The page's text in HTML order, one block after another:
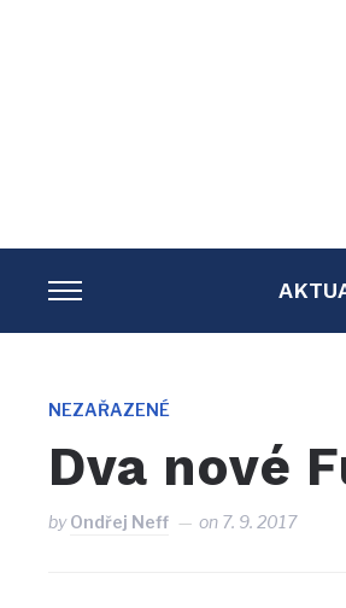
TOGGLE
SIDEBAR
NAVIGATION
NEZAŘAZENÉ
Dva nové
byOndřej Neff on 7. 9. 2017